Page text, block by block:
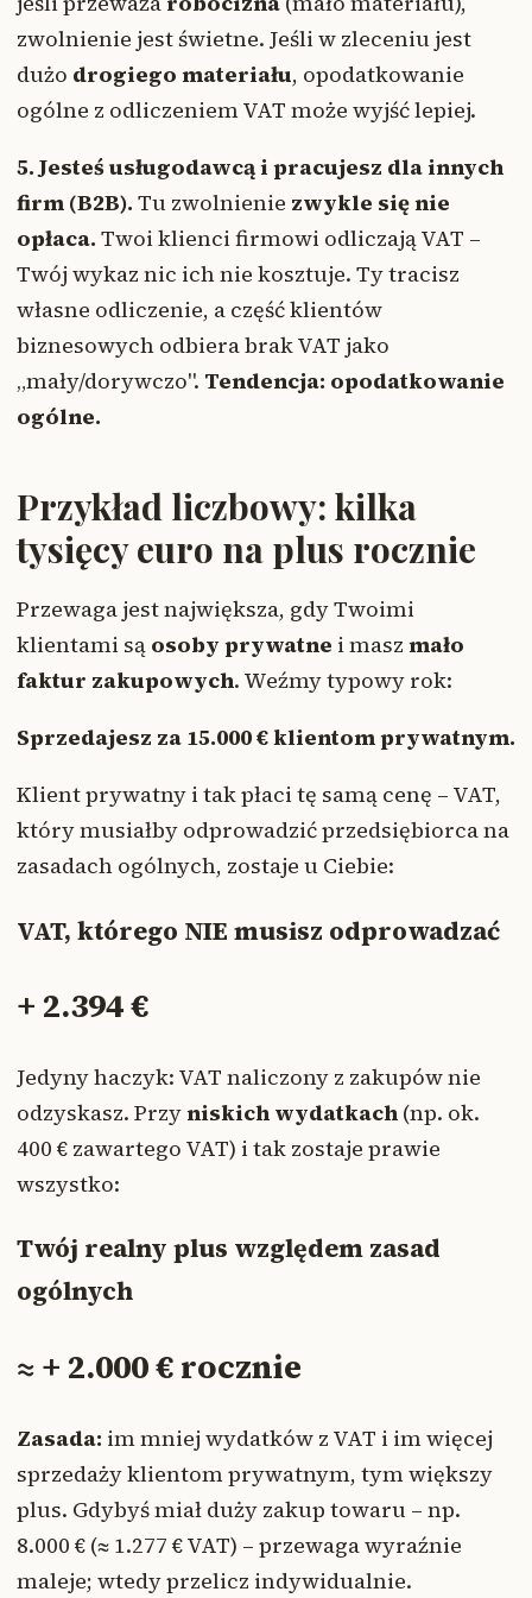
zwolnienie jest świetne. Jeśli w zleceniu jest
dużo drogiego materiału, opodatkowanie
ogólne z odliczeniem VAT może wyjść lepiej.
5. Jesteś usługodawcą i pracujesz dla innych
firm (B2B). Tu zwolnienie zwykle się nie
opłaca. Twoi klienci firmowi odliczają VAT –
Twój wykaz nic ich nie kosztuje. Ty tracisz
własne odliczenie, a część klientów
biznesowych odbiera brak VAT jako
„mały/dorywczo". Tendencja: opodatkowanie
ogólne.
Przykład liczbowy: kilka
tysięcy euro na plus rocznie
Przewaga jest największa, gdy Twoimi
klientami są osoby prywatne i masz mało
faktur zakupowych. Weźmy typowy rok:
Sprzedajesz za 15.000 € klientom prywatnym.
Klient prywatny i tak płaci tę samą cenę – VAT,
który musiałby odprowadzić przedsiębiorca na
zasadach ogólnych, zostaje u Ciebie:
VAT, którego NIE musisz odprowadzać
+ 2.394 €
Jedyny haczyk: VAT naliczony z zakupów nie
odzyskasz. Przyniskich wydatkach (np. ok.
400 € zawartego VAT) i tak zostaje prawie
wszystko:
Twój realny plus względem zasad
ogólnych
≈ + 2.000 € rocznie
Zasada: im mniej wydatków z VAT i im więcej
sprzedaży klientom prywatnym, tym większy
plus. Gdybyś miał duży zakup towaru – np.
8.000 € (≈ 1.277 € VAT) – przewaga wyraźnie
maleje; wtedy przelicz indywidualnie.